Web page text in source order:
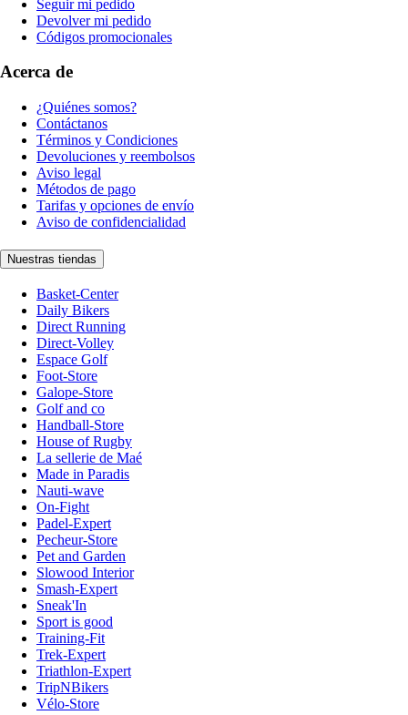
Seguir mi pedido
Devolver mi pedido
Códigos promocionales
Acerca de
¿Quiénes somos?
Contáctanos
Términos y Condiciones
Devoluciones y reembolsos
Aviso legal
Métodos de pago
Tarifas y opciones de envío
Aviso de confidencialidad
Nuestras tiendas
Basket-Center
Daily Bikers
Direct Running
Direct-Volley
Espace Golf
Foot-Store
Galope-Store
Golf and co
Handball-Store
House of Rugby
La sellerie de Maé
Made in Paradis
Nauti-wave
On-Fight
Padel-Expert
Pecheur-Store
Pet and Garden
Slowood Interior
Smash-Expert
Sneak'In
Sport is good
Training-Fit
Trek-Expert
Triathlon-Expert
TripNBikers
Vélo-Store